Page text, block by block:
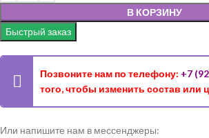
В КОРЗИНУ
Быстрый заказ
Позвоните нам по телефону: +7
того, чтобы изменить состав или
Или напишите нам в мессенджеры: